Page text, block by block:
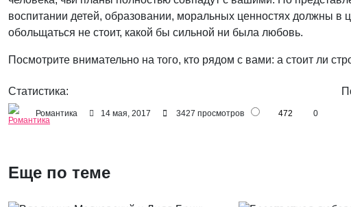
воспитании детей, образовании, моральных ценностях должны в
обольщаться не стоит, какой бы сильной ни была любовь.
Посмотрите внимательно на того, кто рядом с вами: а стоит ли
Статистика:
Романтика 14 мая, 2017 3427 просмотров 472 0
Еще по теме